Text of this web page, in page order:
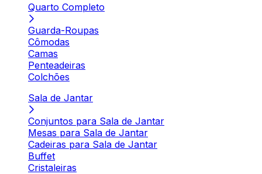
Quarto Completo
Guarda-Roupas
Cômodas
Camas
Penteadeiras
Colchões
Sala de Jantar
Conjuntos para Sala de Jantar
Mesas para Sala de Jantar
Cadeiras para Sala de Jantar
Buffet
Cristaleiras